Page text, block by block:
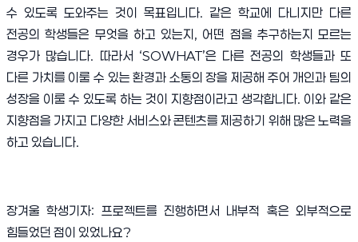
수 있도록 도와주는 것이 목표입니다. 같은 학교에 다니지만 다른
전공의 학생들은 무엇을 하고 있는지 , 어떤 점을 추구하는지 모르는
경우가 많습니다. 따라서 ‘SOWHAT’은 다른 전공의 학생들과 또
다른 가치를 이룰 수 있는 환경과 소통의 장을 제공해 주어 개인과 팀의
성장을 이룰 수 있도록 하는 것이 지향점이라고 생각합니다. 이와 같은
지향점을 가지고 다양한 서비스와 콘텐츠를 제공하기 위해 많은 노력을
하고 있습니다.
장겨울 학생기자: 프로젝트를 진행하면서 내부적 혹은 외부적으로
힘들었던 점이 있었나요?